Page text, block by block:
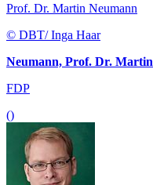
Prof. Dr. Martin Neumann
© DBT/ Inga Haar
Neumann, Prof. Dr. Martin
FDP
()